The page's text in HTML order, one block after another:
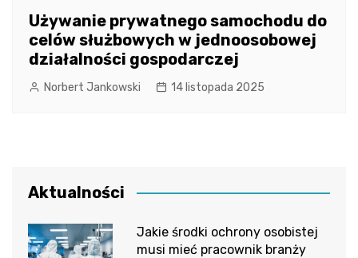
Używanie prywatnego samochodu do
celów służbowych w jednoosobowej
działalności gospodarczej
Norbert Jankowski 14 listopada 2025
Aktualności
Jakie środki ochrony osobistej
musi mieć pracownik branży